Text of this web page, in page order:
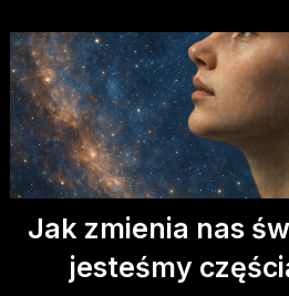
Jak zmienia nas
jesteśmy